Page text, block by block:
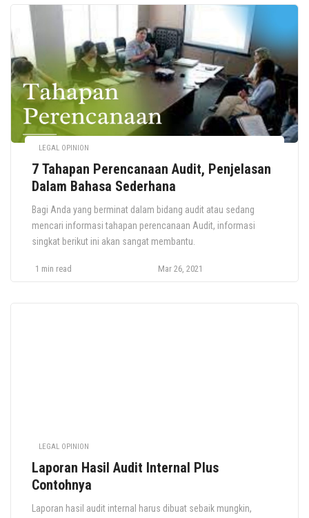
periksa untuk memastikan bahwa tindakan yang […]
LEGAL OPINION
7 Tahapan Perencanaan Audit, Penjelasan
Dalam Bahasa Sederhana
Bagi Anda yang berminat dalam bidang audit atau sedang
mencari informasi tahapan perencanaan Audit, informasi
singkat berikut ini akan sangat membantu.
1 min read Mar 26, 2021
LEGAL OPINION
Laporan Hasil Audit Internal Plus
Contohnya
Laporan hasil audit internal harus dibuat sebaik mungkin,